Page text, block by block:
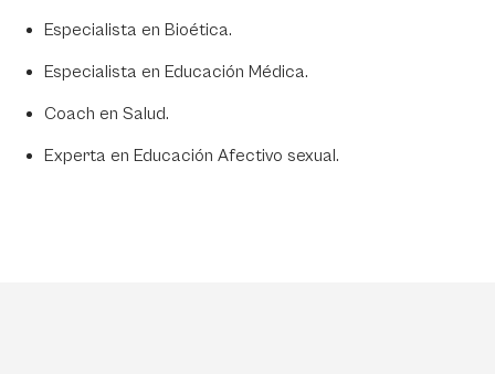
Especialista en Bioética.
Especialista en Educación Médica.
Coach en Salud.
Experta en Educación Afectivo sexual.